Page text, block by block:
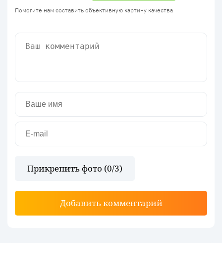
Помогите нам составить объективную картину качества
Прикрепить фото (0/3)
Добавить комментарий